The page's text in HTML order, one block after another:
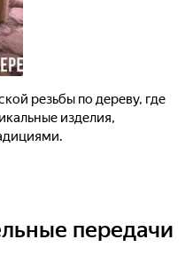
резьбы по дереву, где
изделия,
передачи